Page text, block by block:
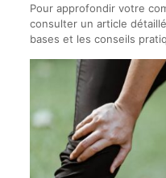
Pour approfondir votre
consulter un article
bases et les conseils